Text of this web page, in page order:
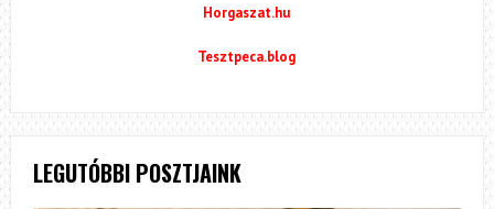
Horgaszat.hu
Tesztpeca.blog
LEGUTÓBBI POSZTJAINK